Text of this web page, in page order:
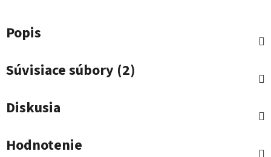
Popis
Súvisiace súbory (2)
Diskusia
Hodnotenie